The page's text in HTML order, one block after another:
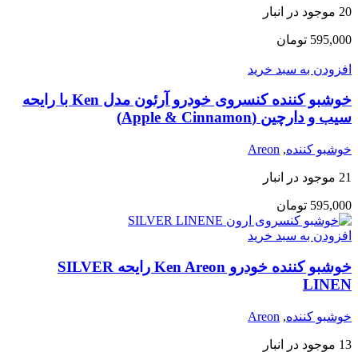
20 موجود در انبار
595,000 تومان
افزودن به سبد خرید
خوشبو کننده کنسروی خودرو آرئون مدل Ken با رایحه
سیب و دارچین (Apple & Cinnamon)
خوشبو کننده,
Areon
21 موجود در انبار
595,000 تومان
افزودن به سبد خرید
خوشبو کننده خودرو Ken Areon رایحه SILVER
LINEN
خوشبو کننده,
Areon
13 موجود در انبار